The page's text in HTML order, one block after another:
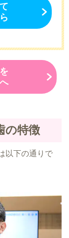
の特徴
以下の通りで